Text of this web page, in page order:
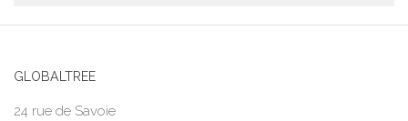
GLOBALTREE
24 rue de Savoie